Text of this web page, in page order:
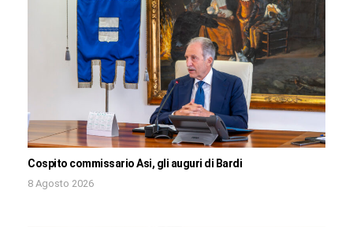
Cospito commissario Asi, gli auguri di Bardi
8 Agosto 2026